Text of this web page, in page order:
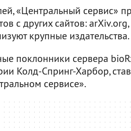
«Центральный сервис»
с других сайтов:
крупные издательства.
поклонники сервера
Колд-Спринг-Харбор,
сервисе».